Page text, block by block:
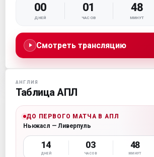
00
ДНЕЙ
01
ЧАСОВ
48
МИНУТ
Смотреть трансляцию
АНГЛИЯ
Таблица АПЛ
ДО ПЕРВОГО МАТЧА В АПЛ
Ньюкасл — Ливерпуль
14
ДНЕЙ
03
ЧАСОВ
48
МИНУТ